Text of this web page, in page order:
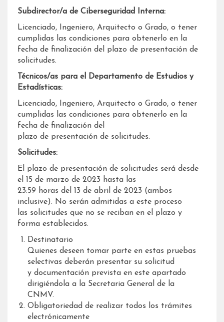
Subdirector/a de Ciberseguridad Interna:
Licenciado, Ingeniero, Arquitecto o Grado, o tener
cumplidas las condiciones para obtenerlo en la
fecha de finalización del plazo de presentación de
solicitudes.
Técnicos/as para el Departamento de Estudios y
Estadísticas:
Licenciado, Ingeniero, Arquitecto o Grado, o tener
cumplidas las condiciones para obtenerlo en la
fecha de finalización del
plazo de presentación de solicitudes.
Solicitudes:
El plazo de presentación de solicitudes será desde
el 15 de marzo de 2023 hasta las
23:59 horas del 13 de abril de 2023 (ambos
inclusive). No serán admitidas a este proceso
las solicitudes que no se reciban en el plazo y
forma establecidos.
Destinatario
Quienes deseen tomar parte en estas pruebas
selectivas deberán presentar su solicitud
y documentación prevista en este apartado
dirigiéndola a la Secretaria General de la
CNMV.
Obligatoriedad de realizar todos los trámites
electrónicamente